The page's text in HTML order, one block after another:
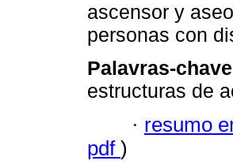
ascensor y
personas con
Palavras-
estructuras de
· resumo
pdf )